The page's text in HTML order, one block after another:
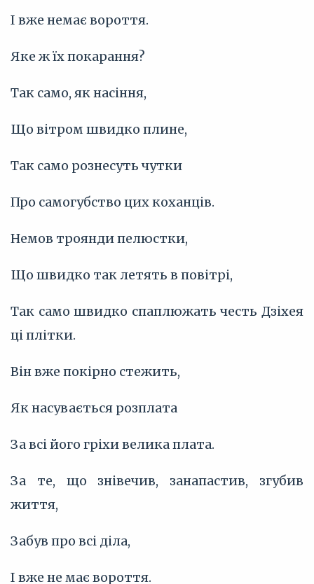
І вже немає вороття.
Яке ж їх покарання?
Так само, як насіння,
Що вітром швидко плине,
Так само рознесуть чутки
Про самогубство цих коханців.
Немов троянди пелюстки,
Що швидко так летять в повітрі,
Так само швидко спаплюжать честь Дзіхея
ці плітки.
Він вже покірно стежить,
Як насувається розплата
За всі його гріхи велика плата.
За те, що знівечив, занапастив, згубив
життя,
Забув про всі діла,
І вже не має вороття.